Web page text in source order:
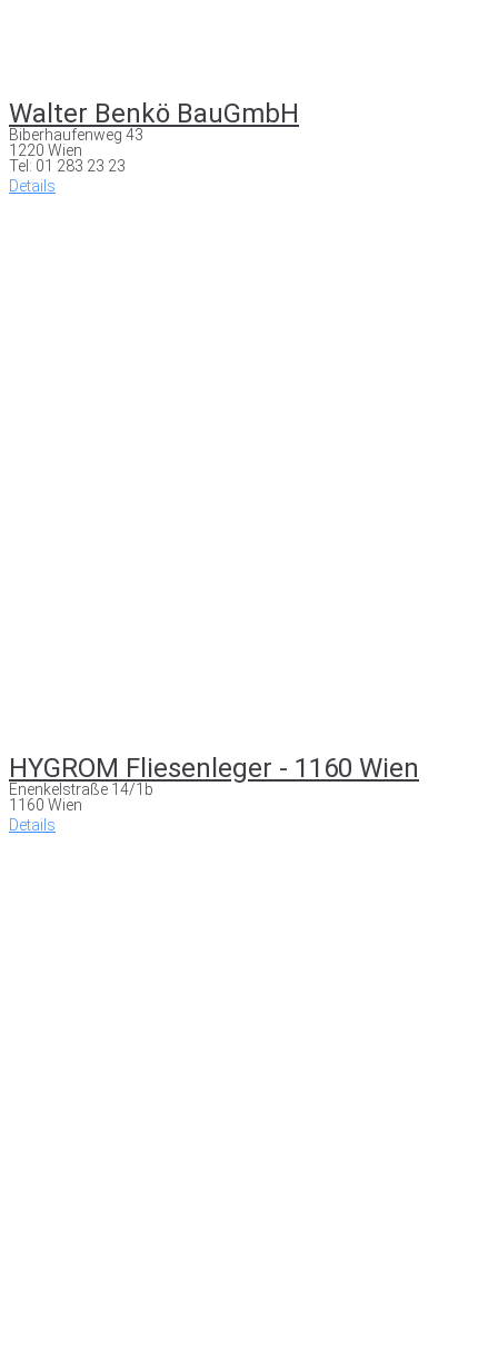
Walter Benkö BauGmbH
Biberhaufenweg 43
1220 Wien
Tel: 01 283 23 23
Details
HYGROM Fliesenleger - 1160 Wien
Enenkelstraße 14/1b
1160 Wien
Details